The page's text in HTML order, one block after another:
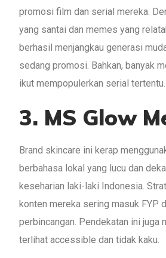
promosi film dan serial mereka.
yang santai dan memes yang
berhasil menjangkau generasi
sedang promosi. Bahkan, banyak
ikut mempopulerkan serial tertentu.
3. MS Glow
Brand skincare ini kerap
berbahasa lokal yang lucu dan
keseharian laki-laki Indonesia.
konten mereka sering masuk FYP
perbincangan. Pendekatan ini juga
terlihat accessible dan tidak kaku.